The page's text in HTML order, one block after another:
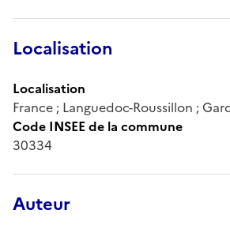
Localisation
Localisation
France ; Languedoc-Roussillon ;
Code INSEE de la commune
30334
Auteur